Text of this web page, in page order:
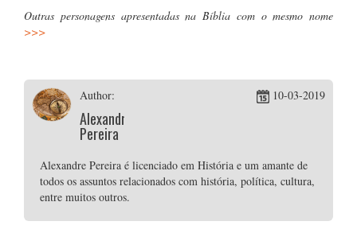
Outras personagens apresentadas na Bíblia com o mesmo nome
>>>
Author:
Alexandre
Pereira
10-03-2019
Alexandre Pereira é licenciado em História e um amante de
todos os assuntos relacionados com história, política, cultura,
entre muitos outros.